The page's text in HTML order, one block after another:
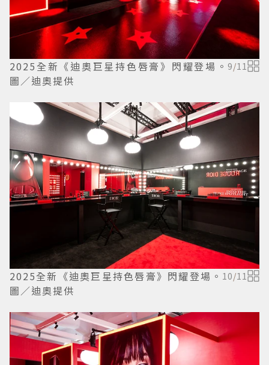
2025全新《迪奧巨星持色唇膏》閃耀登場。
圖／迪奧提供
9/11
2025全新《迪奧巨星持色唇膏》閃耀登場。
圖／迪奧提供
10/11